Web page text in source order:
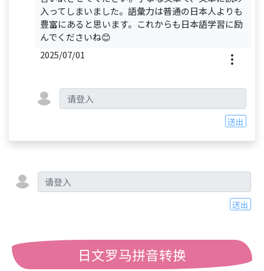
入ってしまいました。語彙力は普通の日本人よりも
豊富にあると思います。これからも日本語学習に励
んでくださいね😊
2025/07/01
送出
送出
日文罗马拼音转换